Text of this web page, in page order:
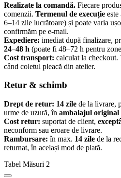
Realizate la comandă. Fiecare
comenzii. Termenul de execuție
6–14 zile lucrătoare) și poate varia
confirmăm pe e-mail.
Expediere: imediat după finalizare,
24–48 h (poate fi 48–72 h pentru
Cost transport: calculat la checkout.
când coletul pleacă din atelier.
Retur & schimb
Drept de retur: 14 zile de la livrare,
urme de uzură, în ambalajul original
Cost retur: suportat de client,
neconform sau eroare de livrare.
Rambursare: în max. 14 zile de la
returnat, în același mod de plată.
Tabel Măsuri 2